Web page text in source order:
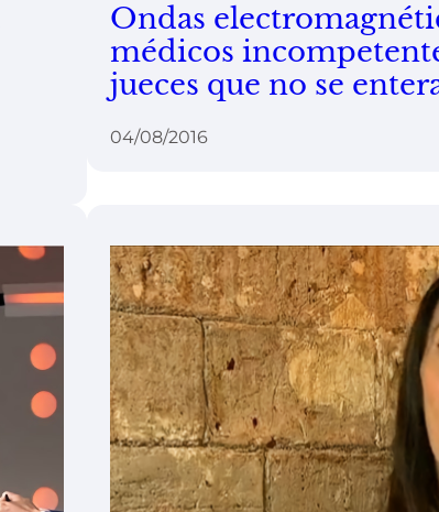
Ondas
médicos
jueces que no se
04/08/2016